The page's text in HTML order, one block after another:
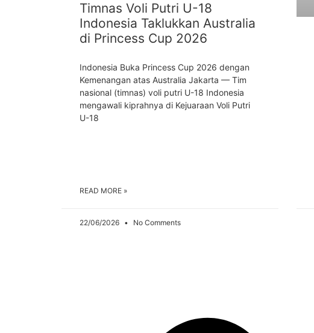
Timnas Voli Putri U-18
Indonesia Taklukkan Australia
di Princess Cup 2026
Indonesia Buka Princess Cup 2026 dengan
Kemenangan atas Australia Jakarta — Tim
nasional (timnas) voli putri U-18 Indonesia
mengawali kiprahnya di Kejuaraan Voli Putri
U-18
READ MORE »
22/06/2026 No Comments